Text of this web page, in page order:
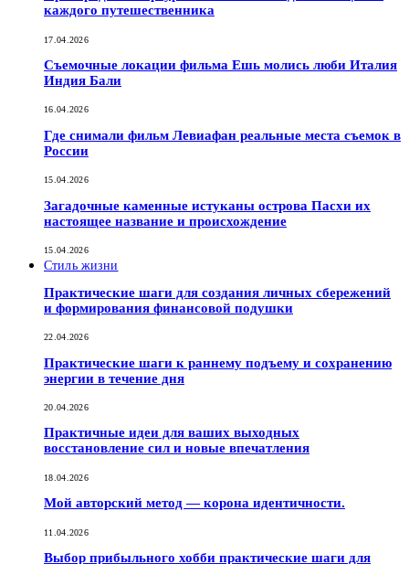
каждого путешественника
17.04.2026
Съемочные локации фильма Ешь молись люби Италия
Индия Бали
16.04.2026
Где снимали фильм Левиафан реальные места съемок в
России
15.04.2026
Загадочные каменные истуканы острова Пасхи их
настоящее название и происхождение
15.04.2026
Стиль жизни
Практические шаги для создания личных сбережений
и формирования финансовой подушки
22.04.2026
Практические шаги к раннему подъему и сохранению
энергии в течение дня
20.04.2026
Практичные идеи для ваших выходных
восстановление сил и новые впечатления
18.04.2026
Мой авторский метод — корона идентичности.
11.04.2026
Выбор прибыльного хобби практические шаги для